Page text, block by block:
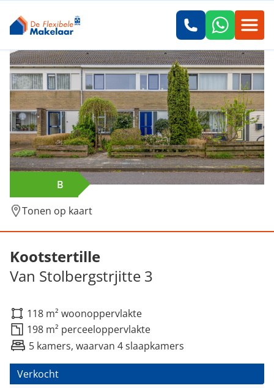
B
Tonen op kaart
Verkocht: Van Stolbergstrjitte 3,
Kootstertille
Van Stolbergstrjitte 3
118 m² woonoppervlakte
198 m² perceeloppervlakte
5 kamers, waarvan 4 slaapkamers
Verkocht